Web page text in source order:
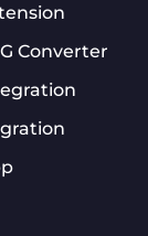
Converter